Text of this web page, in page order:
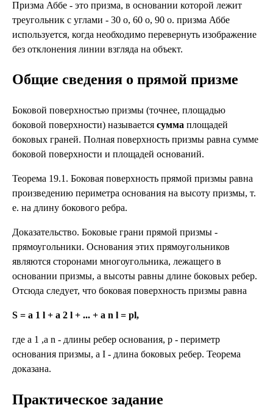
Призма Аббе - это призма, в основании которой лежит
треугольник с углами - 30 о, 60 о, 90 о. призма Аббе
используется, когда необходимо перевернуть изображение
без отклонения линии взгляда на объект.
Общие сведения о прямой призме
Боковой поверхностью призмы (точнее, площадью
боковой поверхности) называется сумма площадей
боковых граней. Полная поверхность призмы равна сумме
боковой поверхности и площадей оснований.
Теорема 19.1. Боковая поверхность прямой призмы равна
произведению периметра основания на высоту призмы, т.
е. на длину бокового ребра.
Доказательство. Боковые грани прямой призмы -
прямоугольники. Основания этих прямоугольников
являются сторонами многоугольника, лежащего в
основании призмы, а высоты равны длине боковых ребер.
Отсюда следует, что боковая поверхность призмы равна
S = a 1 l + a 2 l + ... + a n l = pl,
где a 1 ,а n - длины ребер основания, р - периметр
основания призмы, а I - длина боковых ребер. Теорема
доказана.
Практическое задание